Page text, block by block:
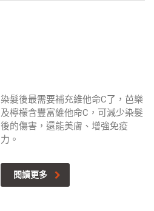
染髮後最需要補充維他命C了，芭樂
及檸檬含豐富維他命C，可減少染髮
後的傷害，還能美膚、增強免疫
力。
閱讀更多